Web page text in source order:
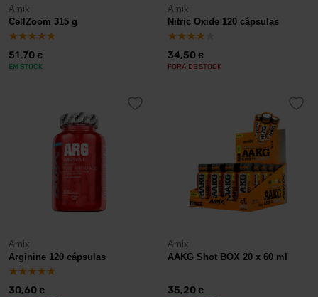
Amix
CellZoom 315 g
51,70 €
EM STOCK
Amix
Nitric Oxide 120 cápsulas
34,50 €
FORA DE STOCK
Amix
Arginine 120 cápsulas
30,60 €
Amix
AAKG Shot BOX 20 x 60 ml
35,20 €